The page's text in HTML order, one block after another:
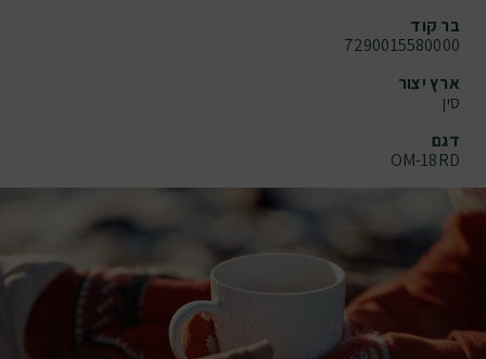
בר קוד
7290015580000
ארץ יצור
סין
דגם
OM-18RD